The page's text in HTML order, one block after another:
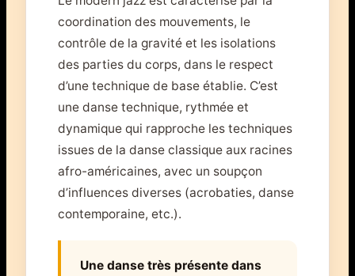
coordination des mouvements, le
contrôle de la gravité et les isolations
des parties du corps, dans le respect
d’une technique de base établie. C’est
une danse technique, rythmée et
dynamique qui rapproche les techniques
issues de la danse classique aux racines
afro-américaines, avec un soupçon
d’influences diverses (acrobaties, danse
contemporaine, etc.).
Une danse très présente dans